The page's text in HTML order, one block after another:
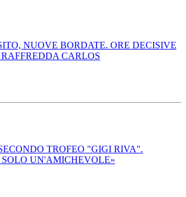
NUOVE BORDATE. ORE DECISIVE
CARLOS
TROFEO "GIGI RIVA".
UN'AMICHEVOLE»